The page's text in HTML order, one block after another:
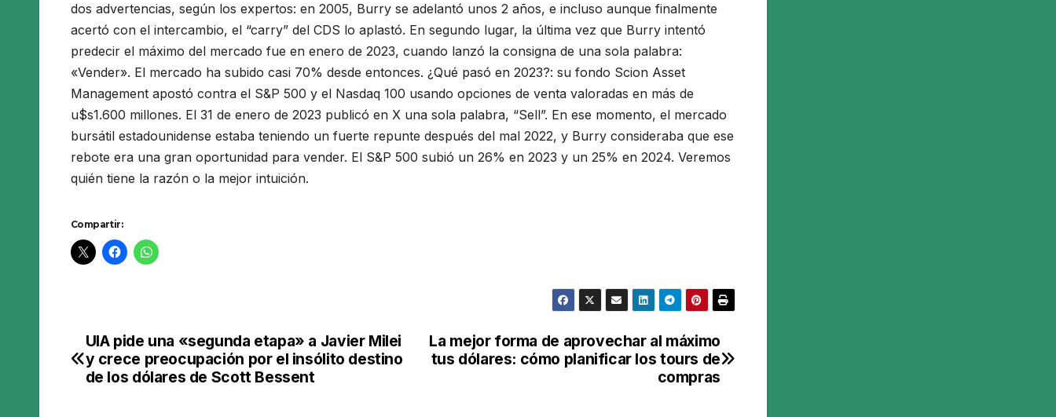
dos advertencias, según los expertos: en 2005, Burry se adelantó unos 2 años, e incluso aunque finalmente
acertó con el intercambio, el “carry” del CDS lo aplastó. En segundo lugar, la última vez que Burry intentó
predecir el máximo del mercado fue en enero de 2023, cuando lanzó la consigna de una sola palabra:
«Vender». El mercado ha subido casi 70% desde entonces. ¿Qué pasó en 2023?: su fondo Scion Asset
Management apostó contra el S&P 500 y el Nasdaq 100 usando opciones de venta valoradas en más de
u$s1.600 millones. El 31 de enero de 2023 publicó en X una sola palabra, “Sell”. En ese momento, el mercado
bursátil estadounidense estaba teniendo un fuerte repunte después del mal 2022, y Burry consideraba que ese
rebote era una gran oportunidad para vender. El S&P 500 subió un 26% en 2023 y un 25% en 2024. Veremos
quién tiene la razón o la mejor intuición.
Compartir:
Navegación
de
La mejor forma de aprovechar al máximo
tus dólares: cómo planificar los tours de
compras
UIA pide una «segunda etapa» a Javier Milei
y crece preocupación por el insólito destino
de los dólares de Scott Bessent